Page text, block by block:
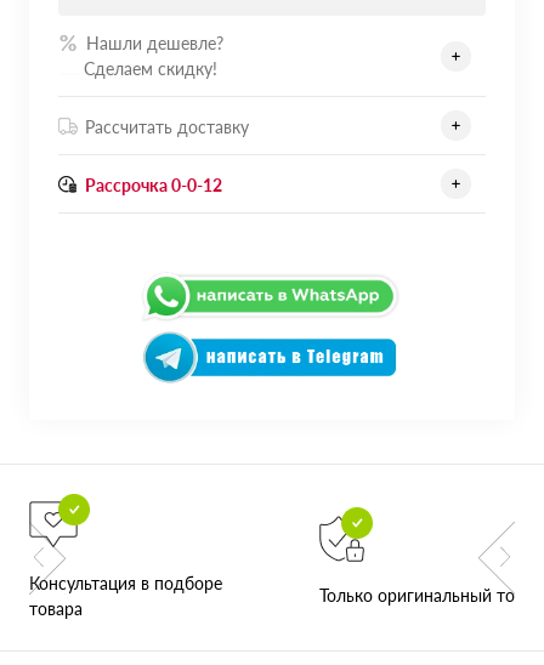
Нашли дешевле?
Сделаем скидку!
Рассчитать доставку
Рассрочка 0-0-12
Консультация в подборе
товара
Только оригинальный товар